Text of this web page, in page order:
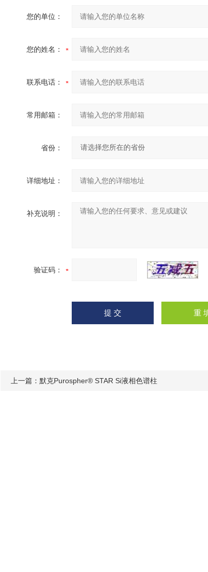
您的单位：
您的姓名：
联系电话：
常用邮箱：
省份：
详细地址：
补充说明：
验证码：
上一篇： 默克Purospher® STAR Si液相色谱柱